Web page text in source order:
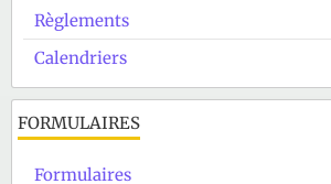
Règlements
Calendriers
FORMULAIRES
Formulaires